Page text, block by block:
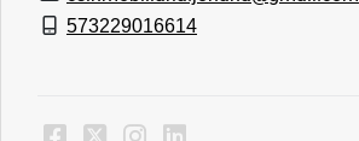
573229016614